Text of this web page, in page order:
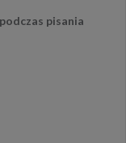
pisania